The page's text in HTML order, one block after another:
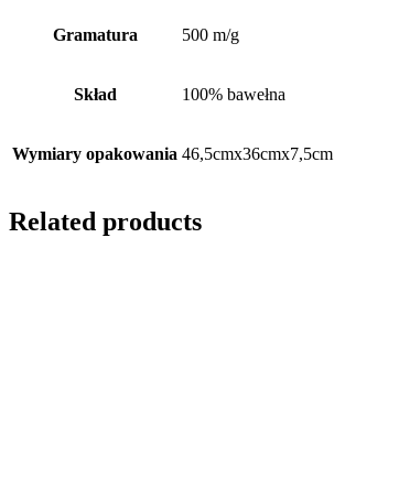
Gramatura 500 m/g
Skład 100% bawełna
Wymiary opakowania 46,5cmx36cmx7,5cm
Related products